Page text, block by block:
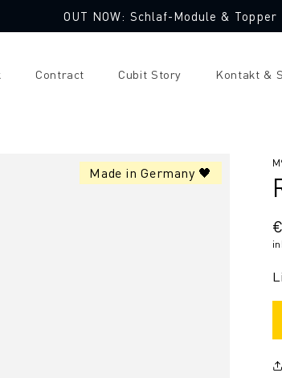
OUT NOW: Schlaf-Module & Topper
Contract Cubit Story Kontakt &
Made in Germany 🖤